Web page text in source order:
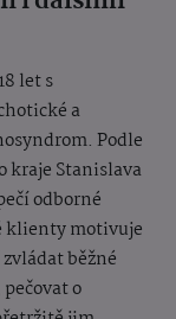
let s
a
Podle
kraje Stanislava
odborné
klienty motivuje
běžné
o